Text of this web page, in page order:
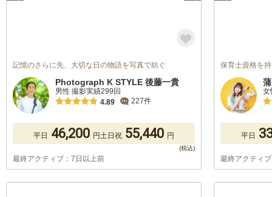
記憶のさらに先、大切な日の物語を写真で紡ぐ
Photograph K STYLE 後藤一貴
男性 撮影実績299回
4.89
227件
平日 46,200 円土日祝 55,440 円
最終アクティブ：7日以上前
保育士資格を
女
平日
最終アクティ